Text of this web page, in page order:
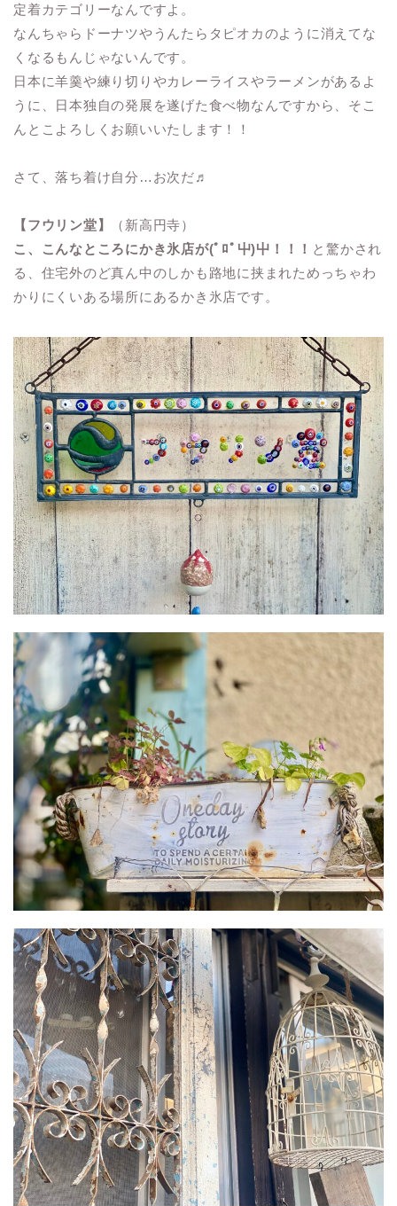
定着カテゴリーなんですよ。
なんちゃらドーナツやうんたらタピオカのように消えてな
くなるもんじゃないんです。
日本に羊羹や練り切りやカレーライスやラーメンがあるよ
うに、日本独自の発展を遂げた食べ物なんですから、そこ
んとこよろしくお願いいたします！！
さて、落ち着け自分…お次だ♬
【フウリン堂】
（新高円寺）
こ、こんなところにかき氷店が(ﾟﾛﾟ屮)屮！！！ と驚かされ
る、住宅外のど真ん中のしかも路地に挟まれためっちゃわ
かりにくいある場所にあるかき氷店です。